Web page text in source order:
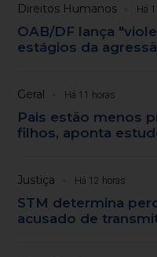
Direitos Humanos Há
OAB/DF lança
estágios da
Geral Há 11 horas
Pais estão menos
filhos, aponta
Justiça Há 12 horas
STM determina
acusado de